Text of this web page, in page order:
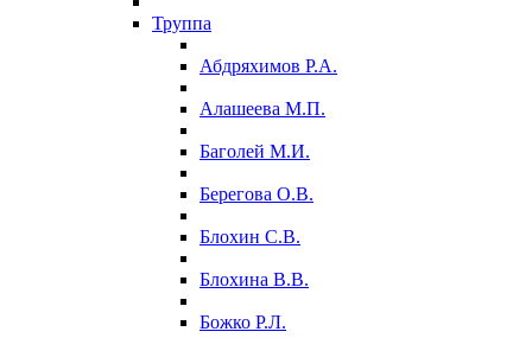
Труппа
Абдряхимов Р.А.
Алашеева М.П.
Баголей М.И.
Берегова О.В.
Блохин С.В.
Блохина В.В.
Божко Р.Л.